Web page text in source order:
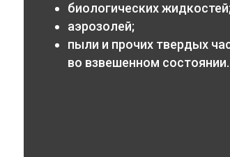
биологических
аэрозолей;
пыли и прочих твердых
во взвешенном состоянии.